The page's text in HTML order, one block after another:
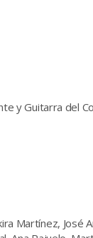
y Guitarra del
Martínez, José